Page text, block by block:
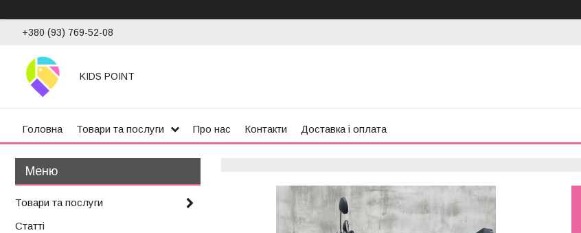
+380 (93) 769-52-08
KIDS POINT
Головна Товари та послуги Про нас Контакти Доставка і оплата
Товари та послуги
Статті